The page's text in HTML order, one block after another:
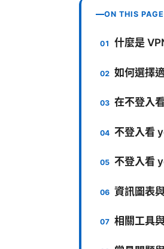
ON THIS PAGE
什麼是
如何選擇
在不登入
不登入看
不登入看
資訊圖表
相關工具